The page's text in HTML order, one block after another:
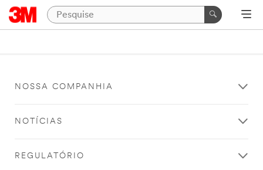
NOSSA COMPANHIA
NOTÍCIAS
REGULATÓRIO